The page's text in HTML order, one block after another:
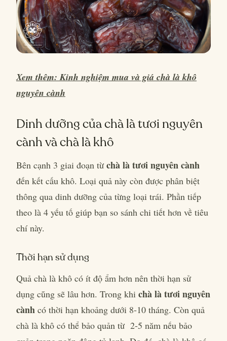
Xem thêm: Kinh nghiệm mua và giá chà là khô
nguyên cành
Dinh dưỡng của chà là tươi nguyên
cành và chà là khô
Bên cạnh 3 giai đoạn từ chà là tươi nguyên cành
đến kết cấu khô. Loại quả này còn được phân biệt
thông qua dinh dưỡng của từng loại trái. Phần tiếp
theo là 4 yếu tố giúp bạn so sánh chi tiết hơn về tiêu
chí này.
Thời hạn sử dụng
Quả chà là khô có ít độ ẩm hơn nên thời hạn sử
dụng cũng sẽ lâu hơn. Trong khi chà là tươi nguyên
cành có thời hạn khoảng dưới 8-10 tháng. Còn quả
chà là khô có thể bảo quản từ 2-5 năm nếu bảo